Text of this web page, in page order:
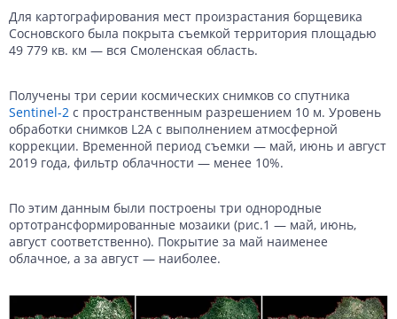
Для картографирования мест произрастания борщевика
Сосновского была покрыта съемкой территория площадью
49 779 кв. км — вся Смоленская область.
Получены три серии космических снимков со спутника
Sentinel-2 с пространственным разрешением 10 м. Уровень
обработки снимков L2A с выполнением атмосферной
коррекции. Временной период съемки — май, июнь и август
2019 года, фильтр облачности — менее 10%.
По этим данным были построены три однородные
ортотрансформированные мозаики (рис.1 — май, июнь,
август соответственно). Покрытие за май наименее
облачное, а за август — наиболее.
Данные с российских спутников
Водное хозяйство
Картография
Банковское дело и Страхование
Оборона и Геопространственная разведка
Водное хозяйство
Картография
Судебная экспертиза